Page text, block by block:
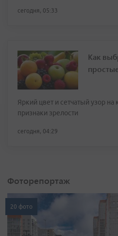
сегодня, 05:33
Как
Яркий цвет и сетчатый узор
признаки зрелости
сегодня, 04:29
Фоторепортаж
20 фото